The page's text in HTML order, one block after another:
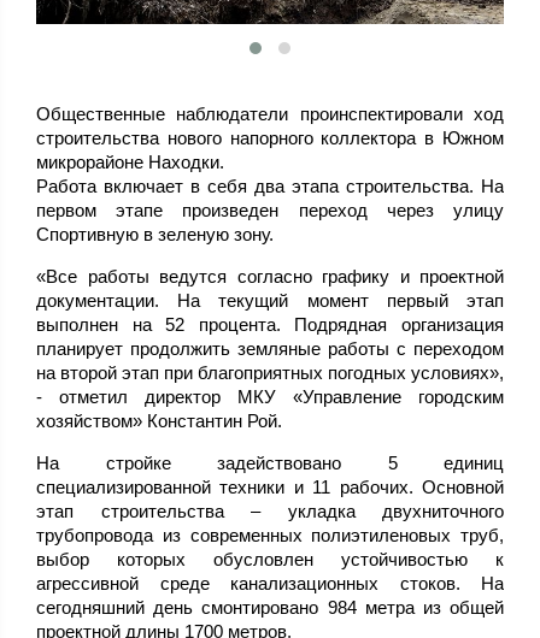
Общественные наблюдатели проинспектировали ход
строительства нового напорного коллектора в Южном
микрорайоне Находки.
Работа включает в себя два этапа строительства. На
первом этапе произведен переход через улицу
Спортивную в зеленую зону.
«Все работы ведутся согласно графику и проектной
документации. На текущий момент первый этап
выполнен на 52 процента. Подрядная организация
планирует продолжить земляные работы с переходом
на второй этап при благоприятных погодных условиях»,
- отметил директор МКУ «Управление городским
хозяйством» Константин Рой.
На стройке задействовано 5 единиц
специализированной техники и 11 рабочих. Основной
этап строительства – укладка двухниточного
трубопровода из современных полиэтиленовых труб,
выбор которых обусловлен устойчивостью к
агрессивной среде канализационных стоков. На
сегодняшний день смонтировано 984 метра из общей
проектной длины 1700 метров.